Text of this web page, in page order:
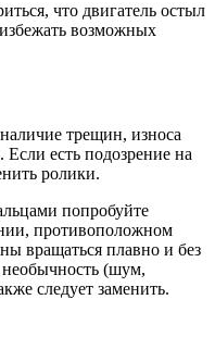
что двигатель остыл
возможных
трещин, износа
есть подозрение на
ролики.
попробуйте
противоположном
вращаться плавно и без
необычность (шум,
следует заменить.